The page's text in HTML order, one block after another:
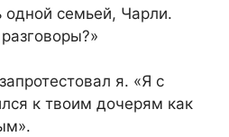
семьей, Чарли.
я. «Я с
к твоим дочерям как